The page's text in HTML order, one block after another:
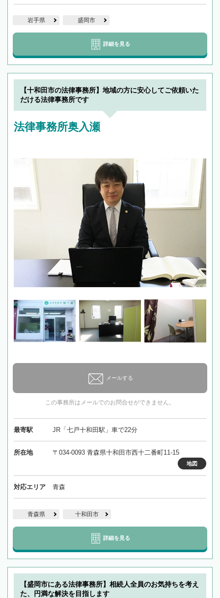
岩手県 盛岡市
詳細を見る
【十和田市の法律事務所】地域の方に安心してご依頼いた
だける法律事務所です
法律事務所奥入瀬
メールする
この事務所はメールでのお問合せができません。
最寄駅 JR「七戸十和田駅」車で22分
所在地 〒034-0093 青森県十和田市西十二番町11-15
地図
対応エリア 青森
青森県 十和田市
詳細を見る
【盛岡市にある法律事務所】相続人全員のお気持ちを考え
た、円満な解決を目指します